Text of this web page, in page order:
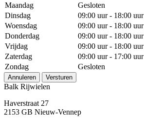
Maandag
Gesloten
Dinsdag
09:00 uur - 18:00 uur
Woensdag
09:00 uur - 18:00 uur
Donderdag
09:00 uur - 18:00 uur
Vrijdag
09:00 uur - 18:00 uur
Zaterdag
09:00 uur - 17:00 uur
Zondag
Gesloten
Annuleren Versturen
Balk Rijwielen
Haverstraat 27
2153 GB Nieuw-Vennep